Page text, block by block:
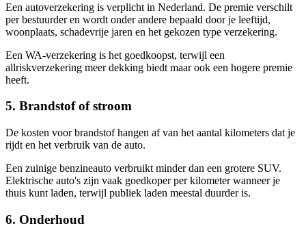
Een autoverzekering is verplicht in Nederland. De premie verschilt
per bestuurder en wordt onder andere bepaald door je leeftijd,
woonplaats, schadevrije jaren en het gekozen type verzekering.
Een WA-verzekering is het goedkoopst, terwijl een
allriskverzekering meer dekking biedt maar ook een hogere premie
heeft.
5. Brandstof of stroom
De kosten voor brandstof hangen af van het aantal kilometers dat je
rijdt en het verbruik van de auto.
Een zuinige benzineauto verbruikt minder dan een grotere SUV.
Elektrische auto's zijn vaak goedkoper per kilometer wanneer je
thuis kunt laden, terwijl publiek laden meestal duurder is.
6. Onderhoud